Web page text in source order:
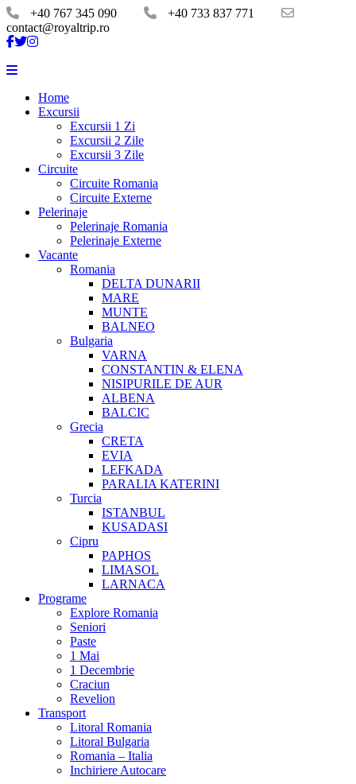
+40 767 345 090
+40 733 837 771
contact@royaltrip.ro
Home
Excursii
Excursii 1 Zi
Excursii 2 Zile
Excursii 3 Zile
Circuite
Circuite Romania
Circuite Externe
Pelerinaje
Pelerinaje Romania
Pelerinaje Externe
Vacante
Romania
DELTA DUNARII
MARE
MUNTE
BALNEO
Bulgaria
VARNA
CONSTANTIN & ELENA
NISIPURILE DE AUR
ALBENA
BALCIC
Grecia
CRETA
EVIA
LEFKADA
PARALIA KATERINI
Turcia
ISTANBUL
KUSADASI
Cipru
PAPHOS
LIMASOL
LARNACA
Programe
Explore Romania
Seniori
Paste
1 Mai
1 Decembrie
Craciun
Revelion
Transport
Litoral Romania
Litoral Bulgaria
Romania – Italia
Inchiriere Autocare